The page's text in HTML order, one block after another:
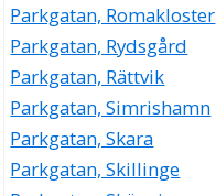
Parkgatan, Romakloster
Parkgatan, Rydsgård
Parkgatan, Rättvik
Parkgatan, Simrishamn
Parkgatan, Skara
Parkgatan, Skillinge